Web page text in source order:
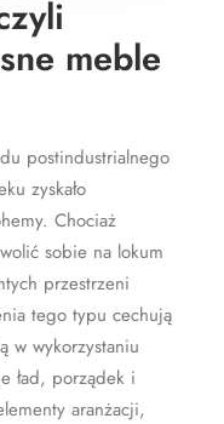
meble
postindustrialnego
zyskało
Chociaż
sobie na lokum
przestrzeni
tego typu cechują
w wykorzystaniu
ład, porządek i
aranżacji,